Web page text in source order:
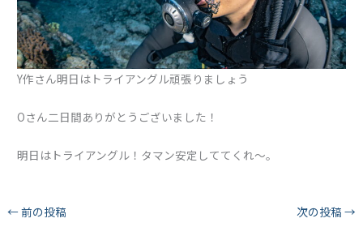
Y作さん明日はトライアングル頑張りましょう
Oさん二日間ありがとうございました！
明日はトライアングル！タマン安定しててくれ〜。
←前の投稿 次の投稿 →